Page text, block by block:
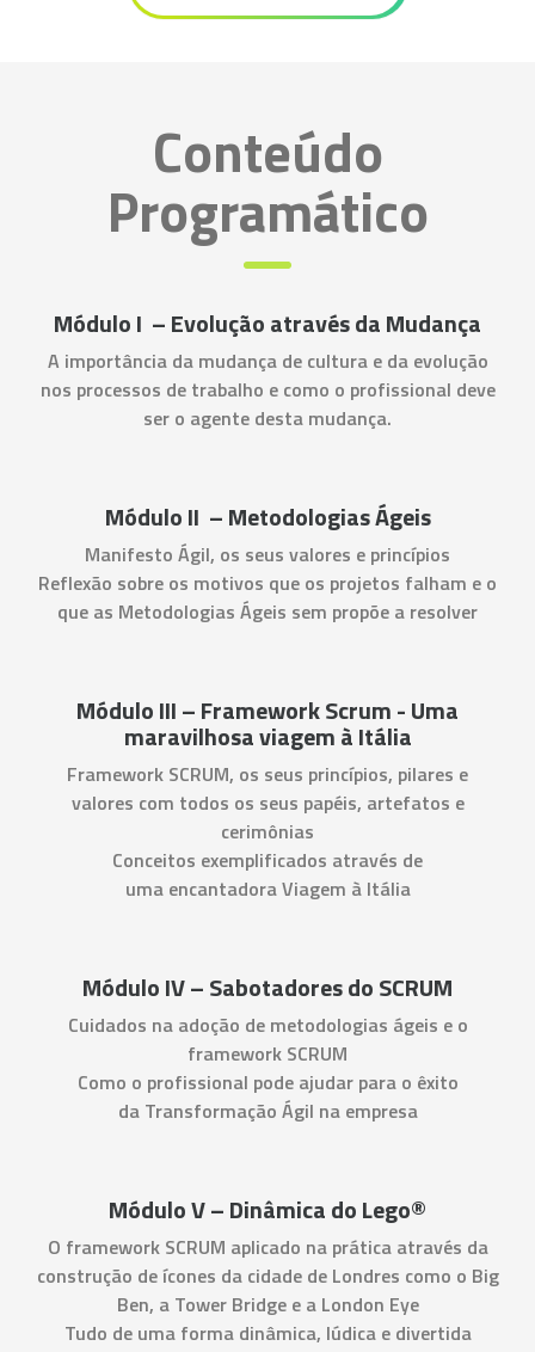
Conteúdo
Programático
Módulo I – Evolução através da Mudança
A importância da mudança de cultura e da evolução
nos processos de trabalho e como o profissional deve
ser o agente desta mudança.
Módulo II – Metodologias Ágeis
Manifesto Ágil, os seus valores e princípios
Reflexão sobre os motivos que os projetos falham e o
que as Metodologias Ágeis sem propõe a resolver
Módulo III – Framework Scrum - Uma
maravilhosa viagem à Itália
Framework SCRUM, os seus princípios, pilares e
valores com todos os seus papéis, artefatos e
cerimônias
Conceitos exemplificados através de
uma encantadora Viagem à Itália
Módulo IV – Sabotadores do SCRUM
Cuidados na adoção de metodologias ágeis e o
framework SCRUM
Como o profissional pode ajudar para o êxito
da Transformação Ágil na empresa
Módulo V – Dinâmica do Lego®
O framework SCRUM aplicado na prática através da
construção de ícones da cidade de Londres como o Big
Ben, a Tower Bridge e a London Eye
Tudo de uma forma dinâmica, lúdica e divertida